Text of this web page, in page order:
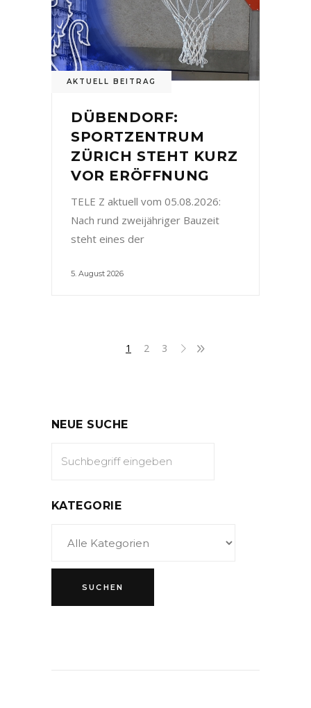
AKTUELL BEITRAG
DÜBENDORF:
SPORTZENTRUM
ZÜRICH STEHT KURZ
VOR ERÖFFNUNG
TELE Z aktuell vom 05.08.2026:
Nach rund zweijähriger Bauzeit
steht eines der
5. August 2026
1 2 3
NEUE SUCHE
KATEGORIE